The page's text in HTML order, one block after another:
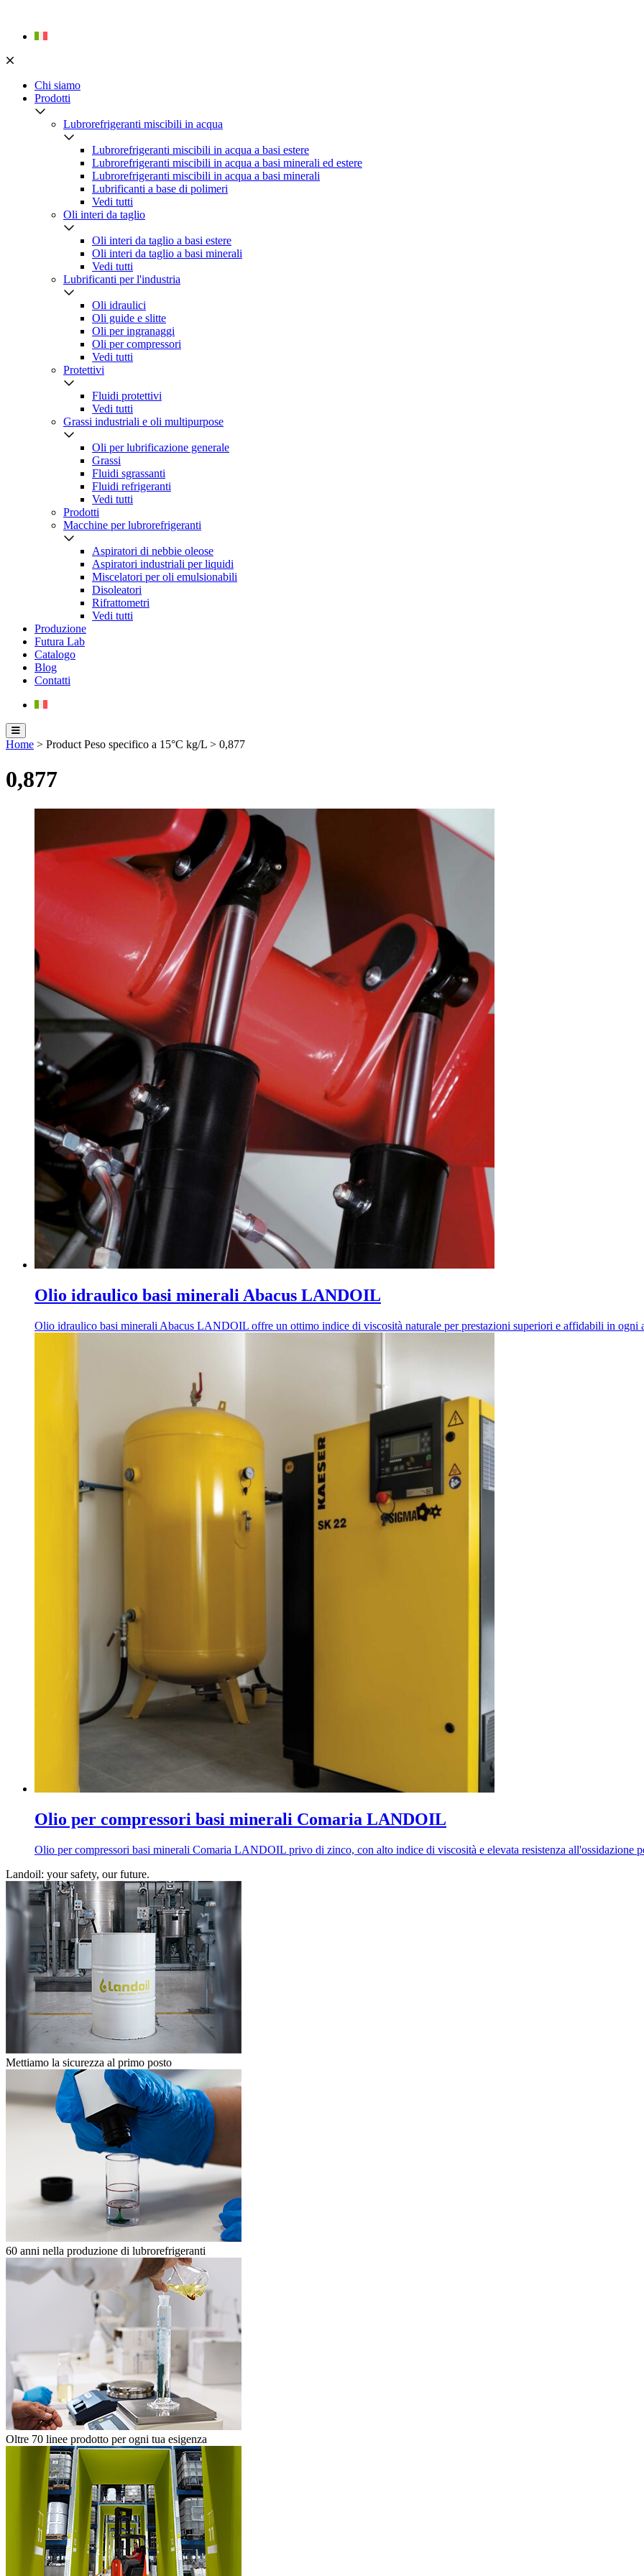
content
Chi siamo
Prodotti
Lubrorefrigeranti miscibili in acqua
Lubrorefrigeranti miscibili in acqua a basi estere
Lubrorefrigeranti miscibili in acqua a basi minerali ed estere
Lubrorefrigeranti miscibili in acqua a basi minerali
Lubrificanti a base di polimeri
Vedi tutti
Oli interi da taglio
Oli interi da taglio a basi estere
Oli interi da taglio a basi minerali
Vedi tutti
Lubrificanti per l'industria
Oli idraulici
Oli guide e slitte
Oli per ingranaggi
Oli per compressori
Vedi tutti
Protettivi
Fluidi protettivi
Vedi tutti
Grassi industriali e oli multipurpose
Oli per lubrificazione generale
Grassi
Fluidi sgrassanti
Fluidi refrigeranti
Vedi tutti
Prodotti
Macchine per lubrorefrigeranti
Aspiratori di nebbie oleose
Aspiratori industriali per liquidi
Miscelatori per oli emulsionabili
Disoleatori
Rifrattometri
Vedi tutti
Produzione
Futura Lab
Catalogo
Blog
Contatti
Home > Product Peso specifico a 15°C kg/L > 0,877
0,877
Olio idraulico basi minerali Abacus LANDOIL
Olio idraulico basi minerali Abacus LANDOIL offre un ottimo indice di viscosità naturale per prestazioni superiori e affidabili in ogni
Olio per compressori basi minerali Comaria LANDOIL
Olio per compressori basi minerali Comaria LANDOIL privo di zinco, con alto indice di viscosità e elevata resistenza all'ossidazione
Landoil: your safety, our future.
Mettiamo la sicurezza al primo posto
60 anni nella produzione di lubrorefrigeranti
Oltre 70 linee prodotto per ogni tua esigenza